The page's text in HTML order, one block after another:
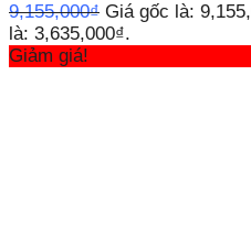
9,155,000₫ Giá gốc là:
là: 3,635,000₫.
Giảm giá!